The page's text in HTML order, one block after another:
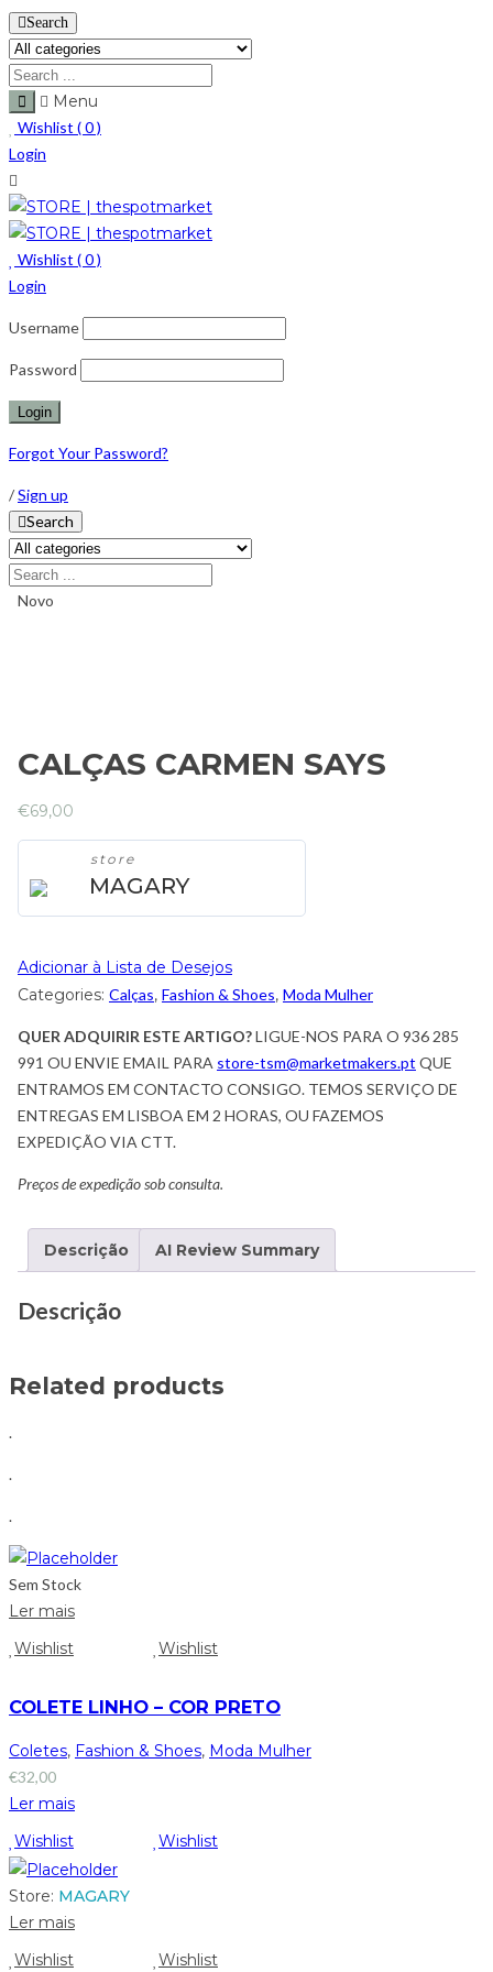
Search
Menu
Wishlist (0)
Login
Wishlist (0)
Login
Username
Password
Forgot Your Password?
/Sign up
Search
Novo
CALÇAS CARMEN SAYS
€69,00
store
MAGARY
Adicionar à Lista de Desejos
Categories: Calças, Fashion & Shoes, Moda Mulher
QUER ADQUIRIR ESTE ARTIGO?LIGUE-NOS PARA O 936 285
991 OU ENVIE EMAIL PARA store-tsm@marketmakers.pt QUE
ENTRAMOS EM CONTACTO CONSIGO. TEMOS SERVIÇO DE
ENTREGAS EM LISBOA EM 2 HORAS, OU FAZEMOS
EXPEDIÇÃO VIA CTT.
Preços de expedição sob consulta.
Descrição AI Review Summary
Descrição
Related products
.
.
.
Sem Stock
Ler mais
Wishlist
Wishlist
COLETE LINHO – COR PRETO
Coletes, Fashion & Shoes, Moda Mulher
€32,00
Ler mais
Wishlist
Wishlist
Store: MAGARY
Ler mais
Wishlist
Wishlist